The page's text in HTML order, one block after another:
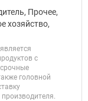
Прочее,
хозяйство,
с
головной